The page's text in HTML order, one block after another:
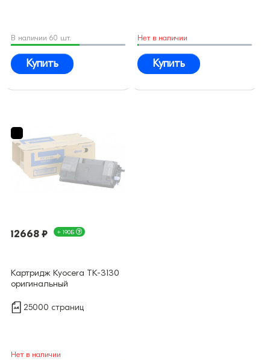
В наличии 60 шт.
Купить
Нет в наличии
Купить
12668 ₽ + 190Б
Картридж Kyocera TK-3130
оригинальный
25000 страниц
Нет в наличии